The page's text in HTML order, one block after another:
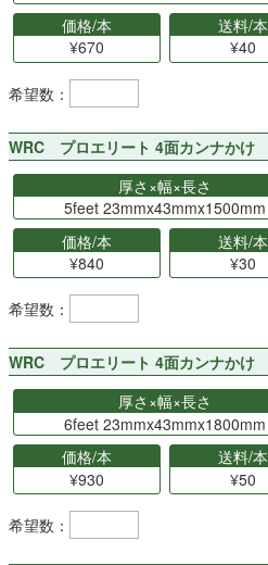
価格/本
¥670
送料/本
¥40
希望数：
WRC プロエリート 4面カンナか
厚さ×幅×長さ
5feet 23mmx43mmx1500mm
価格/本
¥840
送料/本
¥30
希望数：
WRC プロエリート 4面カンナか
厚さ×幅×長さ
6feet 23mmx43mmx1800mm
価格/本
¥930
送料/本
¥50
希望数：